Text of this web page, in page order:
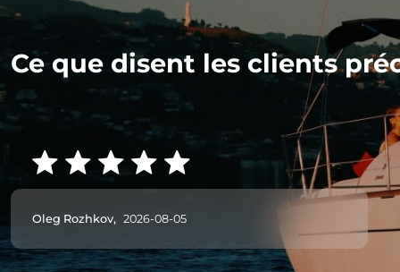
Ce que disent les clients
Oleg Rozhkov, 2026-08-05